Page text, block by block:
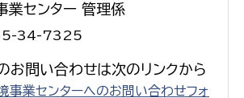
業センター 管理係
34-7325
お問い合わせは次のリンクから
事業センターへのお問い合わせフォ